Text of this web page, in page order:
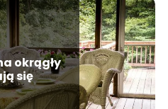
okrągły
się